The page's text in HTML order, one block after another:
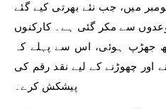
میں، جب نئے بھرتی کیے گئے
وعدوں سے مکر گئی ہے۔ کارکنوں
جھڑپ ہوئی، اس سے پہلے کہ
اور چھوڑنے کے لیے نقد رقم کی
پیشکش کرے۔